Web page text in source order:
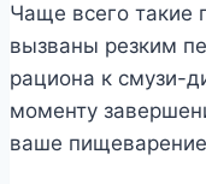
Чаще всего такие
вызваны резким
рациона к смузи-
моменту
ваше